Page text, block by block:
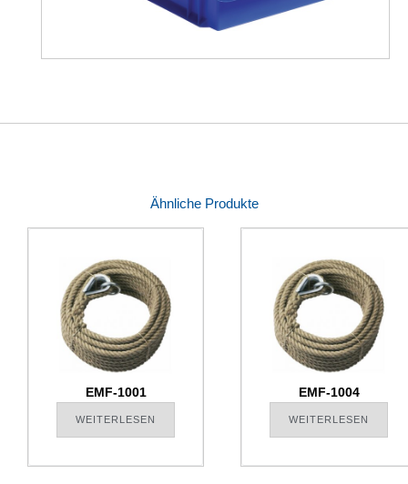
Ähnliche Produkte
EMF-1001
WEITERLESEN
EMF-1004
WEITERLESEN